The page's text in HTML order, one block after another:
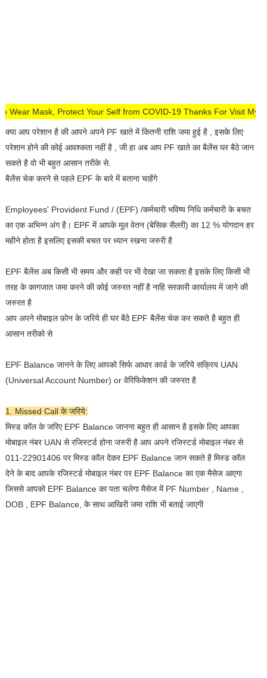
Safe Wear Mask, Protect Your Self from COVID-19 Thanks For
क्या आप परेशान है की आपने अपने PF खाते में कितनी राशि जमा हुई है , इसके लिए
परेशान होने की कोई आवश्कता नहीं है , जी हा अब आप PF खाते का बैलेंस घर बैठे जान
सकते है वो भी बहुत आसान तरीके से.
बैलेंस चेक करने से पहले EPF के बारे में बताना चाहेंगे
Employees' Provident Fund / (EPF) /कर्मचारी भविष्य निधि कर्मचारी के बचत
का एक अभिन्न अंग है। EPF में आपके मूल वेतन (बेसिक सैलरी) का 12 % योगदान हर
महीने होता है इसलिए इसकी बचत पर ध्यान रखना जरुरी है
EPF बैलेंस अब किसी भी समय और कही पर भी देखा जा सकता है इसके लिए किसी भी
तरह के कागजात जमा करने की कोई जरुरत नहीं है नाहि सरकारी कार्यालय में जाने की
जरुरत है
आप अपने मोबाइल फ़ोन के जरिये ही घर बैठे EPF बैलेंस चेक कर सकते है बहुत ही
आसान तरीको से
EPF Balance जानने के लिए आपको सिर्फ आधार कार्ड के जरिये सक्रिय UAN
(Universal Account Number) or वेरिफिकेशन की जरुरत है
1. Missed Call के जरिये:
मिस्ड कॉल के जरिए EPF Balance जानना बहुत ही आसान है इसके लिए आपका
मोबाइल नंबर UAN से रजिस्टर्ड होना जरुरी है आप अपने रजिस्टर्ड मोबाइल नंबर से
011-22901406 पर मिस्ड कॉल देकर EPF Balance जान सकते है मिस्ड कॉल
देने के बाद आपके रजिस्टर्ड मोबाइल नंबर पर EPF Balance का एक मैसेज आएगा
जिससे आपको EPF Balance का पता चलेगा मैसेज में PF Number , Name ,
DOB , EPF Balance, के साथ आखिरी जमा राशि भी बताई जाएगी